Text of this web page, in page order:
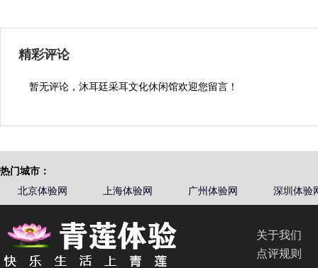
精彩评论
暂无评论，沐耳廷采耳文化休闲馆欢迎您留言！
热门城市：
北京体验网
上海体验网 广州体验网 深圳体验
关于我们
点评规则